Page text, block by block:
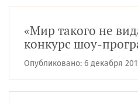
«Мир такого не видал»:
конкурс шоу-
ЧГИК
Опубликовано: 6 декабря